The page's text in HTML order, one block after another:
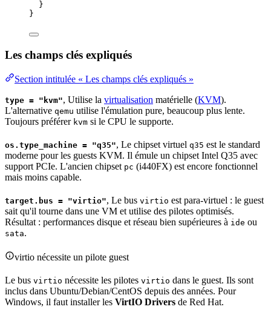
}
}
Les champs clés expliqués
Section intitulée « Les champs clés expliqués »
type = "kvm", Utilise la virtualisation matérielle (KVM).
L'alternative qemu utilise l'émulation pure, beaucoup plus lente.
Toujours préférer kvm si le CPU le supporte.
os.type_machine = "q35", Le chipset virtuel q35 est le standard
moderne pour les guests KVM. Il émule un chipset Intel Q35 avec
support PCIe. L'ancien chipset pc (i440FX) est encore fonctionnel
mais moins capable.
target.bus = "virtio", Le bus virtio est para-virtuel : le guest
sait qu'il tourne dans une VM et utilise des pilotes optimisés.
Résultat : performances disque et réseau bien supérieures à ide ou
sata.
virtio nécessite un pilote guest
Le bus virtio nécessite les pilotes virtio dans le guest. Ils sont
inclus dans Ubuntu/Debian/CentOS depuis des années. Pour
Windows, il faut installer les VirtIO Drivers de Red Hat.